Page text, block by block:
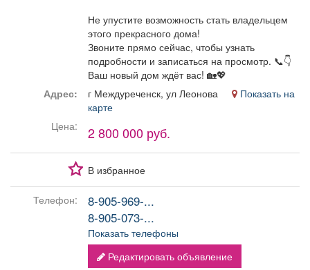
Не упустите возможность стать владельцем
этого прекрасного дома!
Звоните прямо сейчас, чтобы узнать
подробности и записаться на просмотр. 📞👇
Ваш новый дом ждёт вас! 🏡💖
Адрес:
г Междуреченск, ул Леонова
Показать на
карте
Цена:
2 800 000 руб.
В избранное
Телефон:
8-905-969-...
8-905-073-...
Показать телефоны
Редактировать объявление